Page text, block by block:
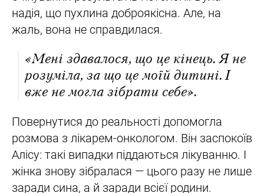
надія, що пухлина доброякісна. Але, на
жаль, вона не справдилася.
«Мені здавалося, що це кінець. Я не
розуміла, за що це моїй дитині. І
вже не могла зібрати себе».
Повернутися до реальності допомогла
розмова з лікарем-онкологом. Він заспокоїв
Алісу: такі випадки піддаються лікуванню. І
жінка знову зібралася — цього разу не лише
заради сина, а й заради всієї родини.